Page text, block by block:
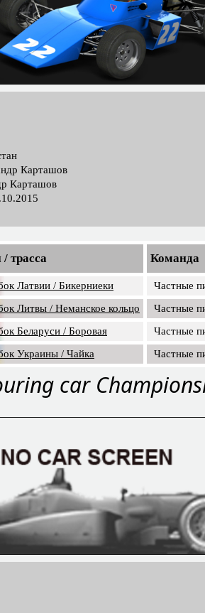
Карташов
Карташов
трасса Команда
Латвии / Бикерниеки
Частные
Литвы / Неманское кольцо
Частные
Беларуси / Боровая
Частные
Украины / Чайка Частные
car